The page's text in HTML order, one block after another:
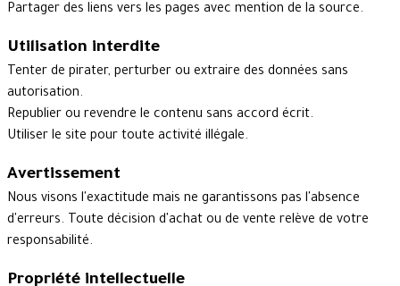
Partager des liens vers les pages avec mention de la source.
Utilisation interdite
Tenter de pirater, perturber ou extraire des données sans
autorisation.
Republier ou revendre le contenu sans accord écrit.
Utiliser le site pour toute activité illégale.
Avertissement
Nous visons l'exactitude mais ne garantissons pas l'absence
d'erreurs. Toute décision d'achat ou de vente relève de votre
responsabilité.
Propriété intellectuelle